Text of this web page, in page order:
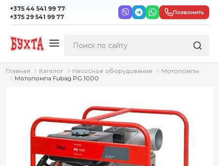
+375 44 541 99 77·
+375 29 541 99 77
Позвонить
Главная Каталог Насосное оборудование
Мотопомпы
Мотопомпа Fubag PG 1000